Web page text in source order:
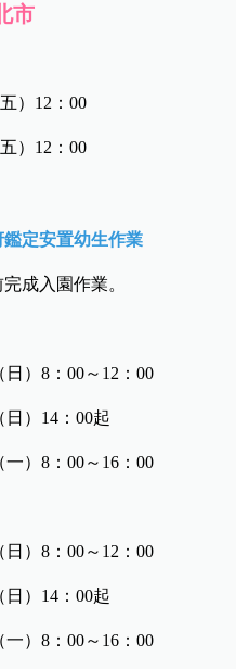
市
）12：00
）12：00
定安置幼生作業
成入園作業。
日）8：00～12：00
日）14：00起
一）8：00～16：00
日）8：00～12：00
日）14：00起
一）8：00～16：00